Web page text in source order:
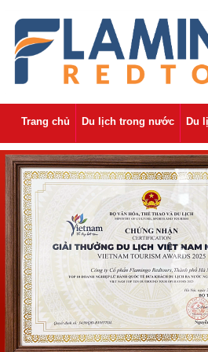
Trang chủ Du lịch trong nước Du